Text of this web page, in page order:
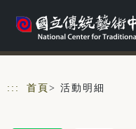
::: 首頁 > 活動明細